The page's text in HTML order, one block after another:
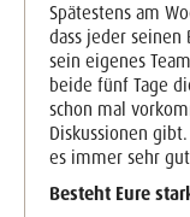
Spätestens am
dass jeder seinen
sein eigenes
beide fünf Tage
schon mal
Diskussionen
es immer sehr
Besteht Eure